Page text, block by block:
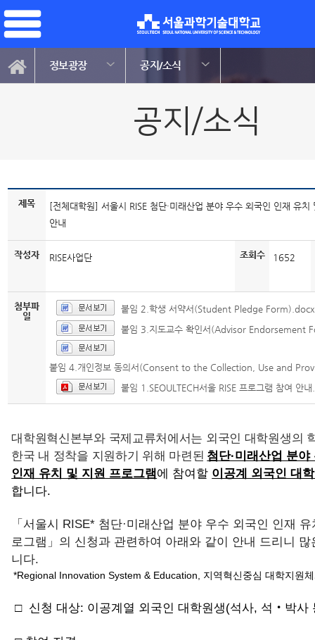
정보광장 공지/소식
공지/소식
제목
[전체대학원] 서울시 RISE 첨단·미래산업 분야 우수 외국인 인재 유치
안내
작성자 RISE사업단 조회수 1652
첨부파
일
붙임 2.학생 서약서(Student Pledge Form).docx
붙임 3.지도교수 확인서(Advisor Endorsement
붙임 4.개인정보 동의서(Consent to the Collection, Use and
붙임 1.SEOULTECH서울 RISE 프로그램 참여 안
대학원혁신본부와 국제교류처에서는 외국인 대학원생의
한국 내 정착을 지원하기 위해 마련된 첨단·미래산업 분
인재 유치 및 지원 프로그램 에 참여할 이공계 외국인 대
합니다.
「서울시 RISE* 첨단·미래산업 분야 우수 외국인 인재
로그램」의 신청과 관련하여 아래와 같이 안내 드리니 많
니다.
*Regional Innovation System & Education, 지역혁신중심 대학지원
□ 신청 대상: 이공계열 외국인 대학원생(석사, 석‧박사